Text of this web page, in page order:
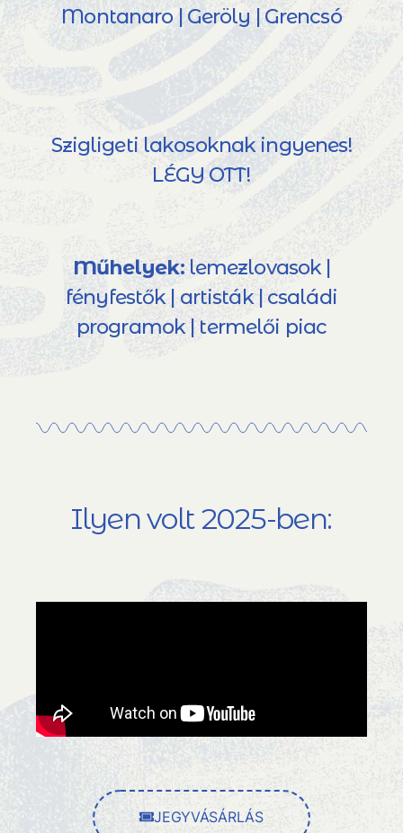
Montanaro | Geröly | Grencsó
Szigligeti lakosoknak ingyenes!
LÉGY OTT!
Műhelyek:lemezlovasok |
fényfestők | artisták | családi
programok | termelői piac
Ilyen volt 2025-ben:
JEGYVÁSÁRLÁS